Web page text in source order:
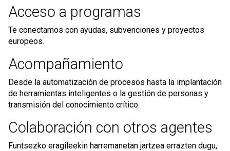
Acceso a programas
Te conectamos con ayudas, subvenciones y proyectos
europeos.
Acompañamiento
Desde la automatización de procesos hasta la implantación
de herramientas inteligentes o la gestión de personas y
transmisión del conocimiento crítico.
Colaboración con otros agentes
Funtsezko eragileekin harremanetan jartzea errazten dugu,